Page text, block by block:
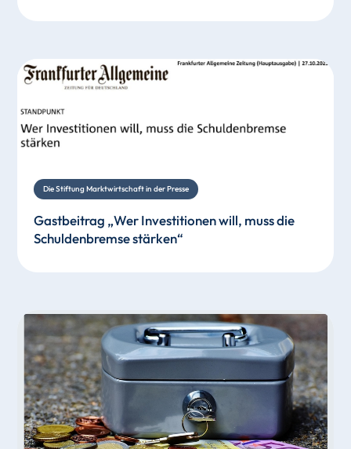
Die Stiftung Marktwirtschaft in der Presse
Gastbeitrag „Wer Investitionen will, muss die
Schuldenbremse stärken“